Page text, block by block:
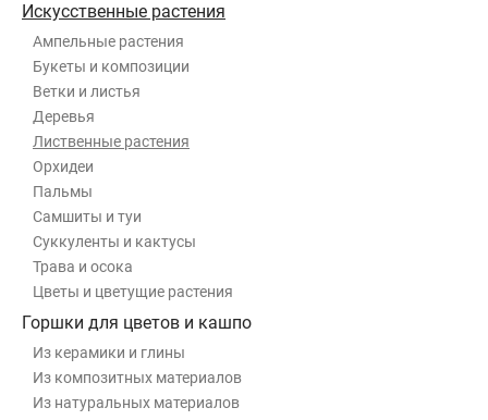
Искусственные растения
Ампельные растения
Букеты и композиции
Ветки и листья
Деревья
Лиственные растения
Орхидеи
Пальмы
Самшиты и туи
Суккуленты и кактусы
Трава и осока
Цветы и цветущие растения
Горшки для цветов и кашпо
Из керамики и глины
Из композитных материалов
Из натуральных материалов